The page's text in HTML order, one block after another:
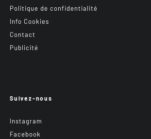
Politique de confidentialité
Info Cookies
Contact
Publicité
Suivez-nous
Instagram
Facebook